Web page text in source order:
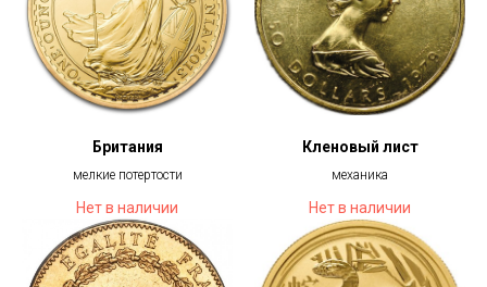
Британия
мелкие потертости
Нет в наличии
Кленовый лист
механика
Нет в наличии